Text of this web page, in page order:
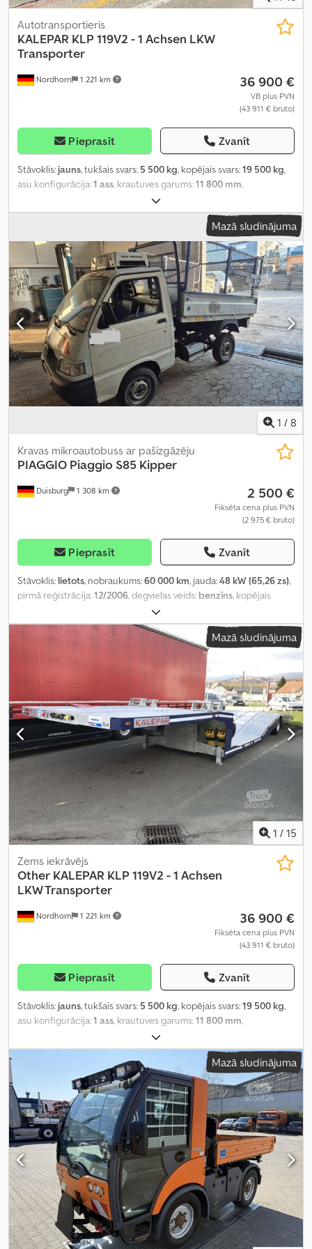
Nordhorn 1 221 km
Autotransportieris
KALEPAR KLP 119V2 - 1 Achsen LKW
Transporter
36 900 €
VB plus PVN
(43 911 € bruto)
Pieprasīt Zvanīt
Stāvoklis: jauns, tukšais svars: 5 500 kg, kopējais svars:19 500 kg,
asu konfigurācija:1 ass, krautuves garums:11 800 mm,
2 550 mm
augstums:1 100 mm, piekares sistēma:gaiss, riepas izmērs:215 75
Mazā sludinājuma
1 / 8
Duisburg 1 308 km
Kravas mikroautobuss ar pašizgāzēju
PIAGGIO Piaggio S85 Kipper
2 500 €
Fiksēta cena plus PVN
(2 975 € bruto)
Pieprasīt Zvanīt
Stāvoklis: lietots, nobraukums:60 000 km, jauda:48 kW (65,26 zs),
pirmā reģistrācija:12/2006, degvielas veids: benzīns, kopējais
, pārnesuma veids:mehānisks
Mazā sludinājuma
1 / 15
Nordhorn 1 221 km
Zems iekrāvējs
Other KALEPAR KLP 119V2 - 1 Achsen
LKW Transporter
36 900 €
Fiksēta cena plus PVN
(43 911 € bruto)
Pieprasīt Zvanīt
Stāvoklis: jauns, tukšais svars: 5 500 kg, kopējais svars:19 500 kg,
asu konfigurācija:1 ass, krautuves garums:11 800 mm,
2 550 mm
augstums:1 100 mm, piekares sistēma:gaiss, riepas izmērs:215 75
celtnis, Mazā sludinājuma